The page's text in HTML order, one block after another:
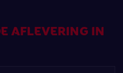
AFLEVERING IN